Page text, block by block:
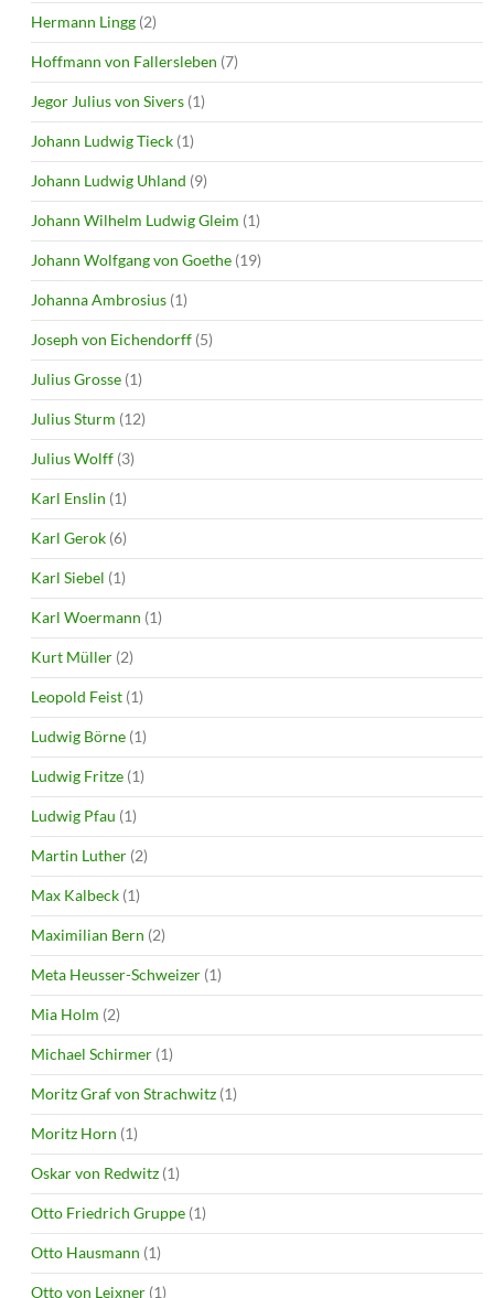
Hermann Lingg (2)
Hoffmann von Fallersleben (7)
Jegor Julius von Sivers (1)
Johann Ludwig Tieck (1)
Johann Ludwig Uhland (9)
Johann Wilhelm Ludwig Gleim (1)
Johann Wolfgang von Goethe (19)
Johanna Ambrosius (1)
Joseph von Eichendorff (5)
Julius Grosse (1)
Julius Sturm (12)
Julius Wolff (3)
Karl Enslin (1)
Karl Gerok (6)
Karl Siebel (1)
Karl Woermann (1)
Kurt Müller (2)
Leopold Feist (1)
Ludwig Börne (1)
Ludwig Fritze (1)
Ludwig Pfau (1)
Martin Luther (2)
Max Kalbeck (1)
Maximilian Bern (2)
Meta Heusser-Schweizer (1)
Mia Holm (2)
Michael Schirmer (1)
Moritz Graf von Strachwitz (1)
Moritz Horn (1)
Oskar von Redwitz (1)
Otto Friedrich Gruppe (1)
Otto Hausmann (1)
Otto von Leixner (1)